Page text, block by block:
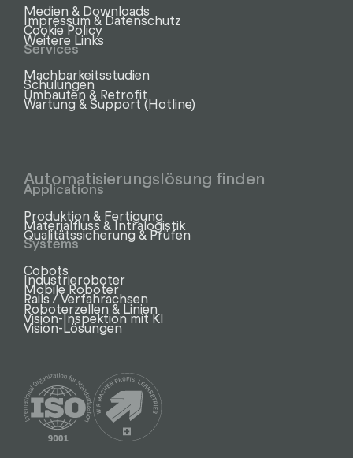
Medien & Downloads
Impressum & Datenschutz
Cookie Policy
Weitere Links
Services
Machbarkeitsstudien
Schulungen
Umbauten & Retrofit
Wartung & Support (Hotline)
Automatisierungslösung finden
Applications
Produktion & Fertigung
Materialfluss & Intralogistik
Qualitätssicherung & Prüfen
Systems
Cobots
Industrieroboter
Mobile Roboter
Rails / Verfahrachsen
Roboterzellen & Linien
Vision-Inspektion mit KI
Vision-Lösungen